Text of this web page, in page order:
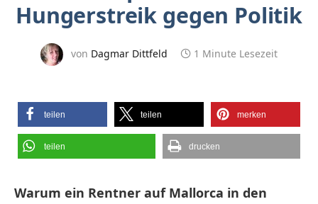
Hungerstreik gegen Politik
von Dagmar Dittfeld 1 Minute Lesezeit
teilen teilen merken
teilen drucken
Warum ein Rentner auf Mallorca in den